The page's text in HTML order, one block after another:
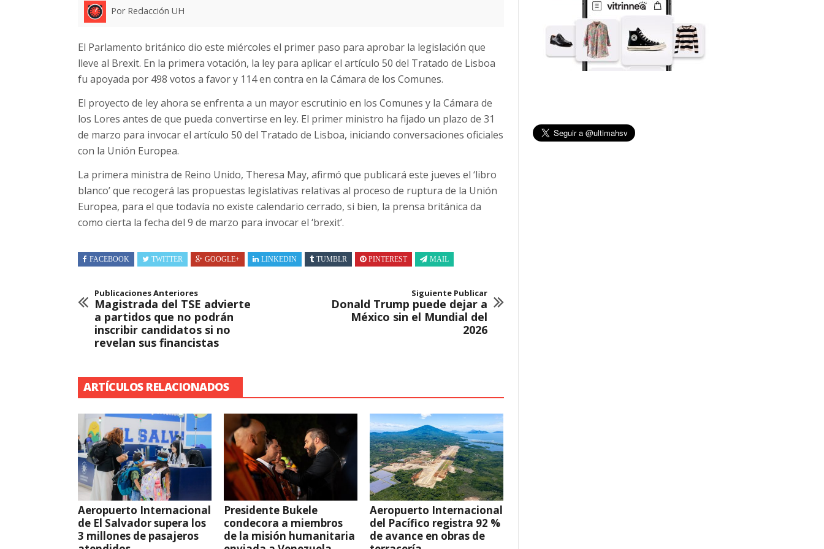
Por Redacción UH
El Parlamento británico dio este miércoles el primer paso para aprobar la legislación que
lleve al Brexit. En la primera votación, la ley para aplicar el artículo 50 del Tratado de Lisboa
fu apoyada por 498 votos a favor y 114 en contra en la Cámara de los Comunes.
El proyecto de ley ahora se enfrenta a un mayor escrutinio en los Comunes y la Cámara de
los Lores antes de que pueda convertirse en ley. El primer ministro ha fijado un plazo de 31
de marzo para invocar el artículo 50 del Tratado de Lisboa, iniciando conversaciones oficiales
con la Unión Europea.
La primera ministra de Reino Unido, Theresa May, afirmó que publicará este jueves el ‘libro
blanco’ que recogerá las propuestas legislativas relativas al proceso de ruptura de la Unión
Europea, para el que todavía no existe calendario cerrado, si bien, la prensa británica da
como cierta la fecha del 9 de marzo para invocar el ‘brexit’.
FACEBOOK TWITTER GOOGLE+ LINKEDIN TUMBLR PINTEREST MAIL
Publicaciones Anteriores
Magistrada del TSE advierte
a partidos que no podrán
inscribir candidatos si no
revelan sus financistas
Siguiente Publicar
Donald Trump puede dejar a
México sin el Mundial del
2026
ARTÍCULOS RELACIONADOS
Aeropuerto Internacional
de El Salvador supera los
3 millones de pasajeros
Presidente Bukele
condecora a miembros
de la misión humanitaria
Aeropuerto Internacional
del Pacífico registra 92 %
de avance en obras de